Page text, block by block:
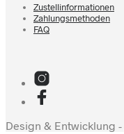
Zustellinformationen
Zahlungsmethoden
FAQ
Design & Entwicklung -